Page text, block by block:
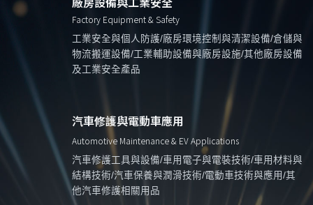
Factory Equipment & Safety
工業安全與個人防護/廠房環境控制與清潔設備/倉儲與
物流搬運設備/工業輔助設備與廠房設施/其他廠房設備
及工業安全產品
汽車修護與電動車應用
Automotive Maintenance & EV Applications
汽車修護工具與設備/車用電子與電裝技術/車用材料與
結構技術/汽車保養與潤滑技術/電動車技術與應用/其
他汽車修護相關用品